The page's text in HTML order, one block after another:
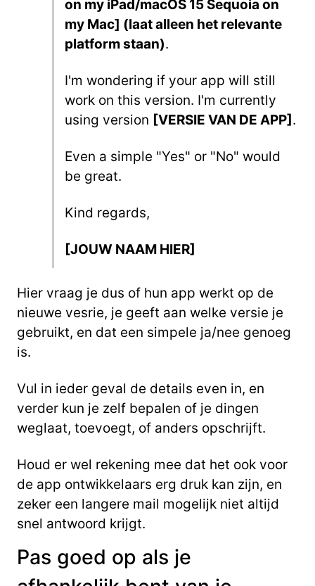
on my iPad/macOS 15 Sequoia on
my Mac] (laat alleen het relevante
platform staan).
I'm wondering if your app will still
work on this version. I'm currently
using version [VERSIE VAN DE APP] .
Even a simple "Yes" or "No" would
be great.
Kind regards,
[JOUW NAAM HIER]
Hier vraag je dus of hun app werkt op de
nieuwe vesrie, je geeft aan welke versie je
gebruikt, en dat een simpele ja/nee genoeg
is.
Vul in ieder geval de details even in, en
verder kun je zelf bepalen of je dingen
weglaat, toevoegt, of anders opschrijft.
Houd er wel rekening mee dat het ook voor
de app ontwikkelaars erg druk kan zijn, en
zeker een langere mail mogelijk niet altijd
snel antwoord krijgt.
Pas goed op als je